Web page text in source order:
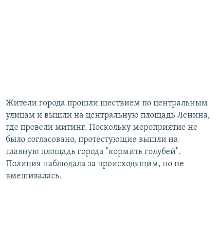
Жители города прошли шествием по центральным
улицам и вышли на центральную площадь Ленина,
где провели митинг. Поскольку мероприятие не
было согласовано, протестующие вышли на
главную площадь города "кормить голубей".
Полиция наблюдала за происходящим, но не
вмешивалась.